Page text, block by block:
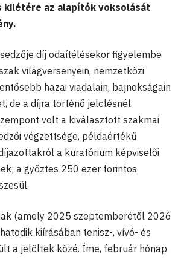
kilétére az alapítók voksolását
díj odaítélésekor figyelembe
világversenyein, nemzetközi
hazai viadalain, bajnokságain
de a díjra történő jelölésnél
volt a kiválasztott szakmai
végzettsége, példaértékű
a kuratórium képviselői
a győztes 250 ezer forintos
(amely 2025 szeptemberétől 2026
kiírásában tenisz-, vívó- és
a jelöltek közé. Íme, február hónap